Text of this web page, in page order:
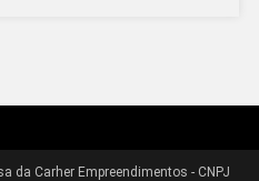
da Carher Empreendimentos - CNPJ